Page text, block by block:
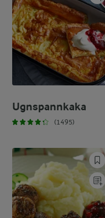
Ugnspannkaka
(1495)